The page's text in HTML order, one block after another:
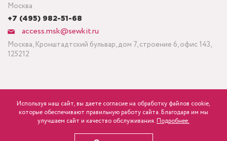
р. розница Минимальный заказ ткани от 3 метров
Москва
+7 (495) 982-51-68
access.msk@sewkit.ru
Москва, Кронштадтский бульвар, дом 7, строение 6, офис 143,
125212
Политика конфиденциальности
ПОДПИСАТЬСЯ НА НОВОСТИ
Используя наш сайт, вы даете согласие на обработку файлов cookie,
которые обеспечивают правильную работу сайта. Благодаря им мы
улучшаем сайт и качество обслуживания. Подробнее.